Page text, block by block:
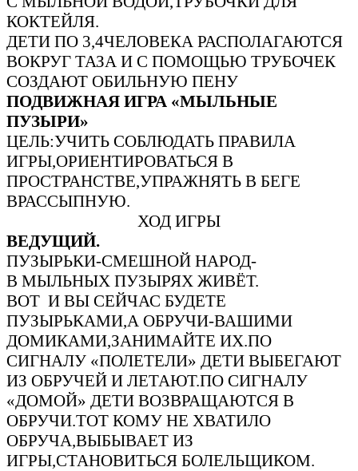
КОКТЕЙЛЯ.
ДЕТИ ПО 3,4ЧЕЛОВЕКА РАСПОЛАГАЮТСЯ
ВОКРУГ ТАЗА И С ПОМОЩЬЮ ТРУБОЧЕК
СОЗДАЮТ ОБИЛЬНУЮ ПЕНУ
ПОДВИЖНАЯ ИГРА «МЫЛЬНЫЕ
ПУЗЫРИ»
ЦЕЛЬ:УЧИТЬ СОБЛЮДАТЬ ПРАВИЛА
ИГРЫ,ОРИЕНТИРОВАТЬСЯ В
ПРОСТРАНСТВЕ,УПРАЖНЯТЬ В БЕГЕ
ВРАССЫПНУЮ.
ХОД ИГРЫ
ВЕДУЩИЙ.
ПУЗЫРЬКИ-СМЕШНОЙ НАРОД-
В МЫЛЬНЫХ ПУЗЫРЯХ ЖИВЁТ.
ВОТ И ВЫ СЕЙЧАС БУДЕТЕ
ПУЗЫРЬКАМИ,А ОБРУЧИ-ВАШИМИ
ДОМИКАМИ,ЗАНИМАЙТЕ ИХ.ПО
СИГНАЛУ «ПОЛЕТЕЛИ» ДЕТИ ВЫБЕГАЮТ
ИЗ ОБРУЧЕЙ И ЛЕТАЮТ.ПО СИГНАЛУ
«ДОМОЙ» ДЕТИ ВОЗВРАЩАЮТСЯ В
ОБРУЧИ.ТОТ КОМУ НЕ ХВАТИЛО
ОБРУЧА,ВЫБЫВАЕТ ИЗ
ИГРЫ,СТАНОВИТЬСЯ БОЛЕЛЬЩИКОМ.